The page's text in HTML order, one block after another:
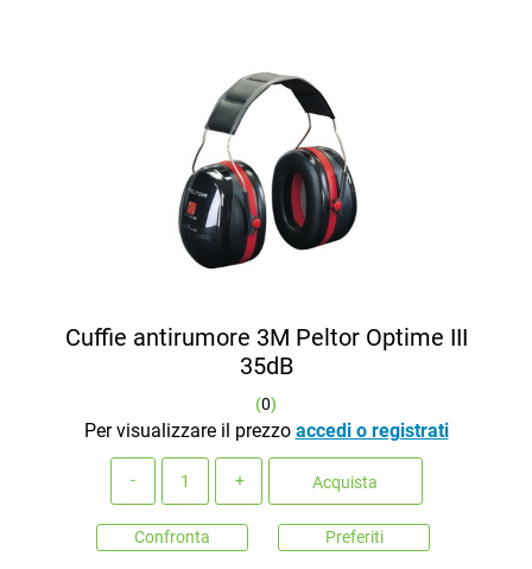
Cuffie antirumore 3M Peltor Optime III
35dB
(0)
Per visualizzare il prezzo accedi o registrati
Acquista
Confronta Preferiti